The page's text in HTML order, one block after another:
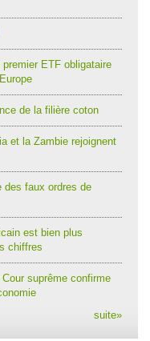
ETF obligataire
de la filière coton
et la Zambie rejoignent
des faux ordres de
est bien plus
chiffres
suprême confirme
suite»